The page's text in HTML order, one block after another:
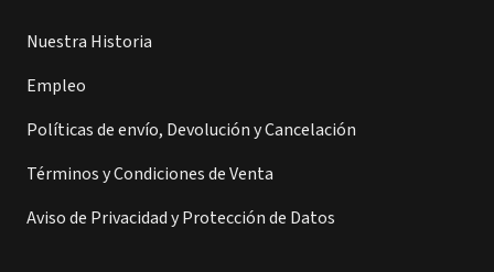
Nuestra Historia
Empleo
Políticas de envío, Devolución y Cancelación
Términos y Condiciones de Venta
Aviso de Privacidad y Protección de Datos